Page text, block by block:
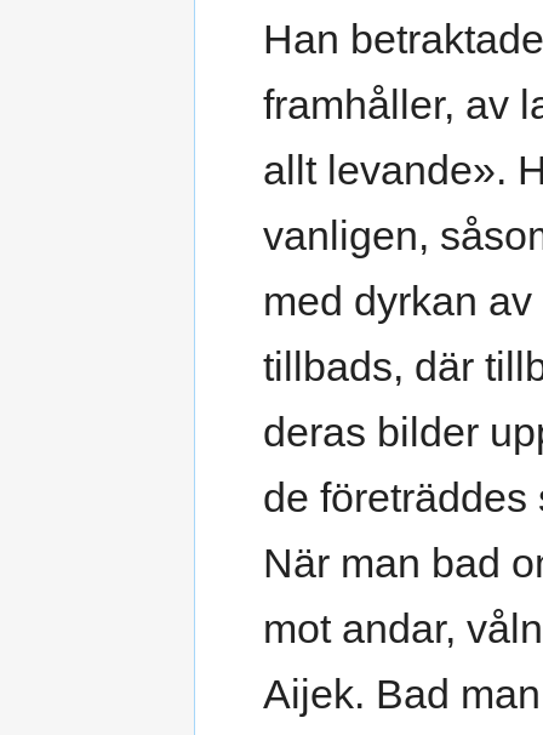
Han
framhåller, av
allt levande».
vanligen,
med dyrkan
tillbads, där
deras bilder
de företräddes
När man bad
mot andar,
Aijek. Bad